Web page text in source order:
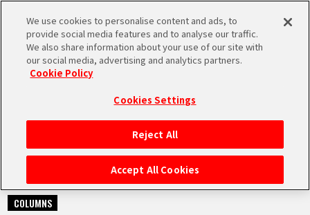
MEN
HOME
NEWS
NEWS
2023.09.28
COLUMNS
We use cookies to personalise content and ads, to
provide social media features and to analyse our traffic.
We also share information about your use of our site with
our social media, advertising and analytics partners.
Cookie Policy
Cookies Settings
Reject All
Accept All Cookies